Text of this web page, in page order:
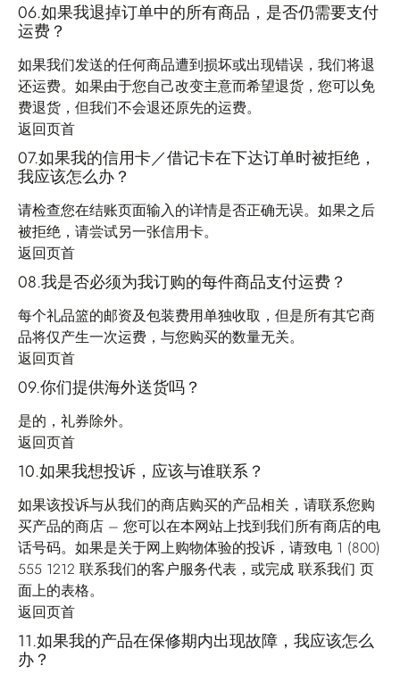
06.如果我退掉订单中的所有商品，是否仍需要支付
运费？
如果我们发送的任何商品遭到损坏或出现错误，我们将退
还运费。如果由于您自己改变主意而希望退货，您可以免
费退货，但我们不会退还原先的运费。
返回页首
07.如果我的信用卡／借记卡在下达订单时被拒绝，
我应该怎么办？
请检查您在结账页面输入的详情是否正确无误。如果之后
被拒绝，请尝试另一张信用卡。
返回页首
08.我是否必须为我订购的每件商品支付运费？
每个礼品篮的邮资及包装费用单独收取，但是所有其它商
品将仅产生一次运费，与您购买的数量无关。
返回页首
09.你们提供海外送货吗？
是的，礼券除外。
返回页首
10.如果我想投诉，应该与谁联系？
如果该投诉与从我们的商店购买的产品相关，请联系您购
买产品的商店 – 您可以在本网站上找到我们所有商店的电
话号码。如果是关于网上购物体验的投诉，请致电 1 (800)
555 1212 联系我们的客户服务代表，或完成 联系我们 页
面上的表格。
返回页首
11.如果我的产品在保修期内出现故障，我应该怎么
办？